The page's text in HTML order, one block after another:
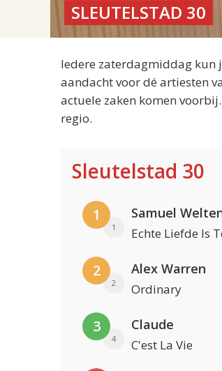
SLEUTELSTAD 30
Iedere zaterdagmiddag kun
aandacht voor dé artiesten
actuele zaken komen
regio.
Sleutelstad 30
1
1
Samuel
Echte Liefde Is
2
2
Alex Warren
Ordinary
3
4
Claude
C'est La Vie